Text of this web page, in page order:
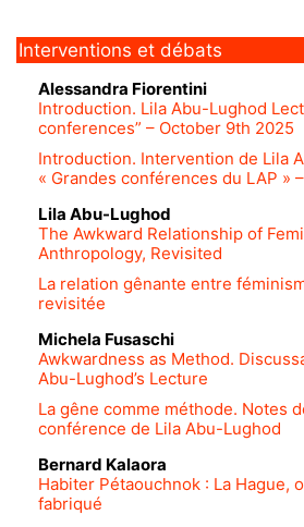
Interventions et débats
Alessandra Fiorentini
Introduction. Lila Abu-Lughod
conferences” – October 9th 2025
Introduction. Intervention de Lila
« Grandes conférences du LAP »
Lila Abu-Lughod
The Awkward Relationship of
Anthropology, Revisited
La relation gênante entre
revisitée
Michela Fusaschi
Awkwardness as Method.
Abu-Lughod’s Lecture
La gêne comme méthode. Notes
conférence de Lila Abu-Lughod
Bernard Kalaora
Habiter Pétaouchnok : La Hague,
fabriqué